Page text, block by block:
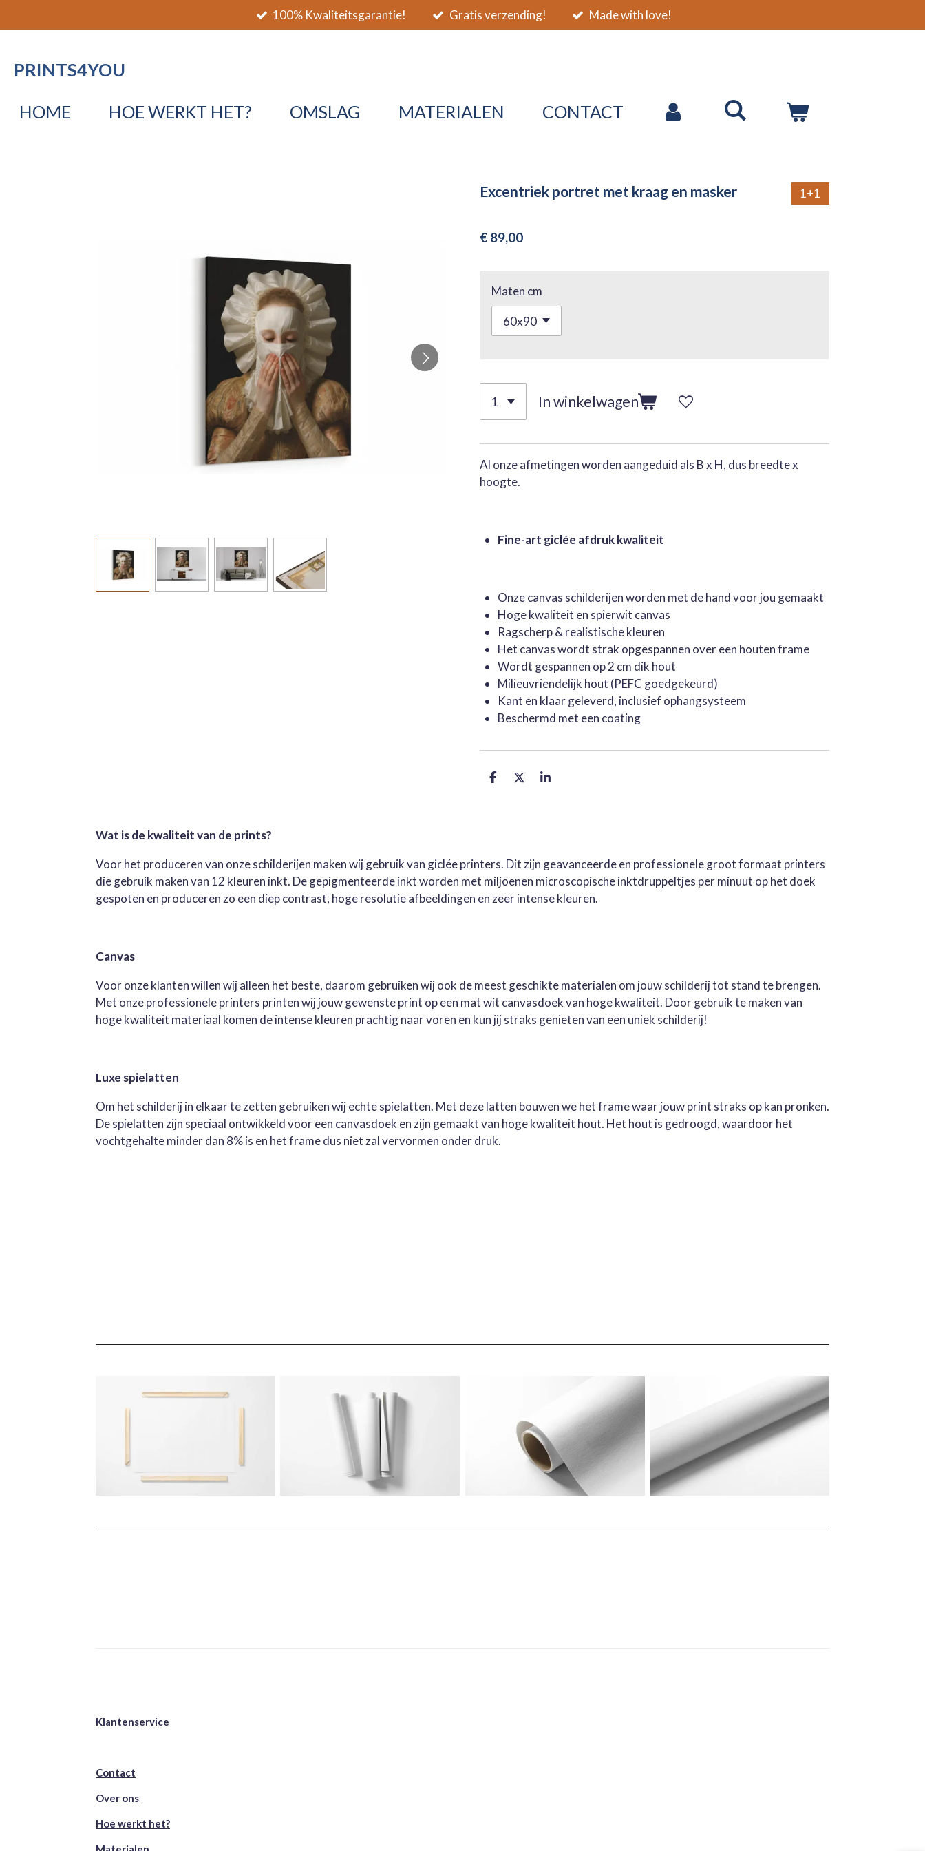
direct
de
100% Kwaliteitsgarantie! Gratis verzending! Made with love!
PRINTS4YOU
HOME HOE WERKT HET? OMSLAG MATERIALEN CONTACT
Excentriek portret met kraag en masker 1+1
€ 89,00
Maten cm
In winkelwagen
Al onze afmetingen worden aangeduid als B x H, dus breedte x
hoogte.
Fine-art giclée afdruk kwaliteit
Onze canvas schilderijen worden met de hand voor jou gemaakt
Hoge kwaliteit en spierwit canvas
Ragscherp & realistische kleuren
Het canvas wordt strak opgespannen over een houten frame
Wordt gespannen op 2 cm dik hout
Milieuvriendelijk hout (PEFC goedgekeurd)
Kant en klaar geleverd, inclusief ophangsysteem
Beschermd met een coating
D
D
S
Wat is de kwaliteit van de prints?
Voor het produceren van onze schilderijen maken wij gebruik van giclée printers. Dit zijn geavanceerde en professionele groot formaat printers
die gebruik maken van 12 kleuren inkt. De gepigmenteerde inkt worden met miljoenen microscopische inktdruppeltjes per minuut op het doek
gespoten en produceren zo een diep contrast, hoge resolutie afbeeldingen en zeer intense kleuren.
Canvas
Voor onze klanten willen wij alleen het beste, daarom gebruiken wij ook de meest geschikte materialen om jouw schilderij tot stand te brengen.
Met onze professionele printers printen wij jouw gewenste print op een mat wit canvasdoek van hoge kwaliteit. Door gebruik te maken van
hoge kwaliteit materiaal komen de intense kleuren prachtig naar voren en kun jij straks genieten van een uniek schilderij!
Luxe spielatten
Om het schilderij in elkaar te zetten gebruiken wij echte spielatten. Met deze latten bouwen we het frame waar jouw print straks op kan pronken.
De spielatten zijn speciaal ontwikkeld voor een canvasdoek en zijn gemaakt van hoge kwaliteit hout. Het hout is gedroogd, waardoor het
vochtgehalte minder dan 8% is en het frame dus niet zal vervormen onder druk.
Klantenservice
Contact
Over ons
Hoe werkt het?